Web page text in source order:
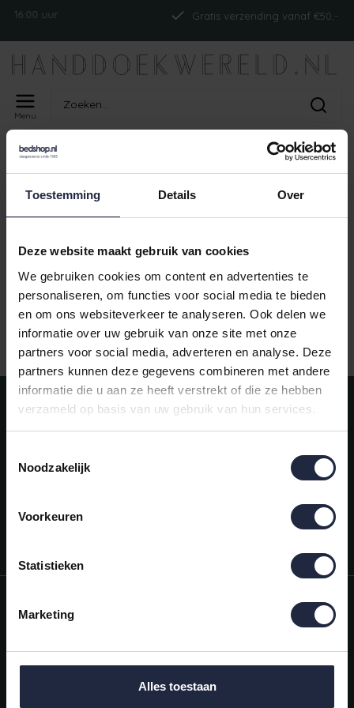
Toestemming Details Over
Deze website maakt gebruik van cookies
We gebruiken cookies om content en advertenties te
personaliseren, om functies voor social media te bieden
en om ons websiteverkeer te analyseren. Ook delen we
informatie over uw gebruik van onze site met onze
partners voor social media, adverteren en analyse. Deze
partners kunnen deze gegevens combineren met andere
informatie die u aan ze heeft verstrekt of die ze hebben
verzameld op basis van uw gebruik van hun services.
Noodzakelijk
Voorkeuren
Statistieken
Marketing
Alles toestaan
uur Gratis verzending vanaf €50,-
Menu
Home
PRODUCTEN GETAGD MET
ISM_ABYSSPILE_WHITE
Geen producten gevonden!
16:00 uur Gratis verzending vanaf €50,-
Meld je aan voor onze nieuwsbrief!
AANMELDEN
Mijn account
Categorieën